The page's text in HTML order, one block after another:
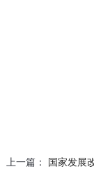
上一篇：
国家发展